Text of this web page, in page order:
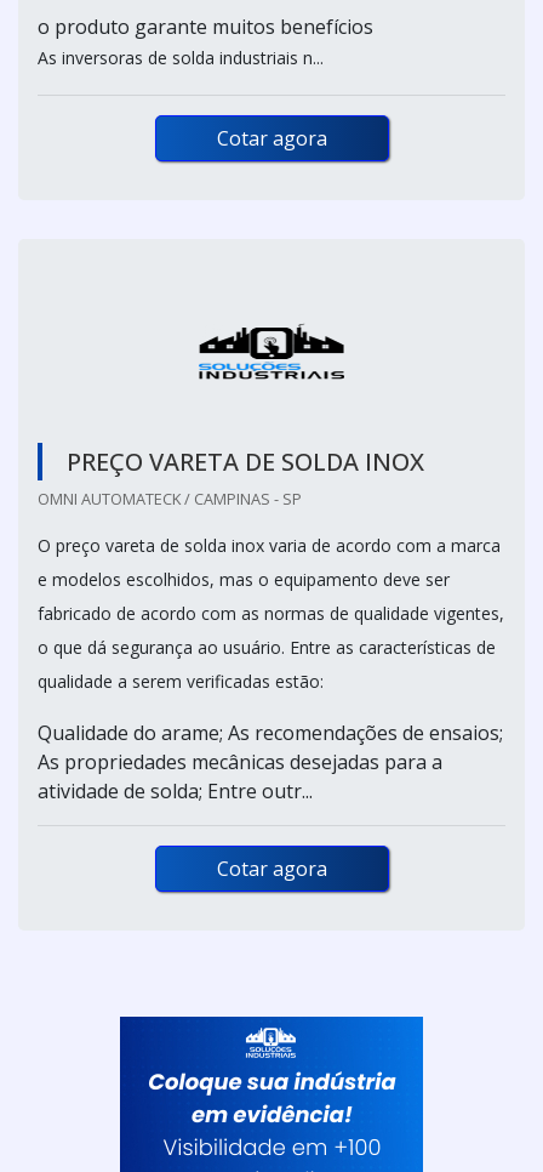
o produto garante muitos benefícios
As inversoras de solda industriais n...
Cotar agora
PREÇO VARETA DE SOLDA INOX
OMNI AUTOMATECK / CAMPINAS - SP
O preço vareta de solda inox varia de acordo com a marca
e modelos escolhidos, mas o equipamento deve ser
fabricado de acordo com as normas de qualidade vigentes,
o que dá segurança ao usuário. Entre as características de
qualidade a serem verificadas estão:
Qualidade do arame; As recomendações de ensaios;
As propriedades mecânicas desejadas para a
atividade de solda; Entre outr...
Cotar agora